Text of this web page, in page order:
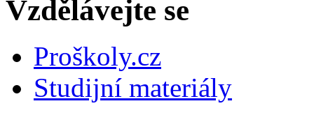
Vzdělávejte se
Proškoly.cz
Studijní materiály